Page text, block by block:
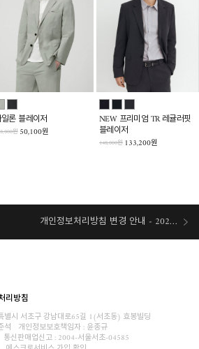
론 블레이저
원 50,100원
NEW 프리미엄 TR 레귤러핏
블레이저
148,000원 133,200원
개인정보처리방침 변경 안내 - 2026/07/30 시행
리방침
별시 서초구 강남대로65길 1(서초동) 효봉빌딩
석 개인정보보호책임자 : 윤종규
통신판매업신고 : 2004-서울서초-04585